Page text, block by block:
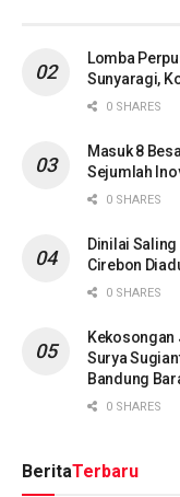
Lomba
Sunyaragi,
0 SHARES
Masuk 8
Sejumlah
0 SHARES
Dinilai Saling
Cirebon
0 SHARES
Kekosongan
Surya
Bandung
0 SHARES
BeritaTerbaru